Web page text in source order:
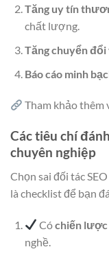
Tăng uy tín
chất lượng.
Tăng chuyển đổi
Báo cáo minh
Tham khảo thêm
Các tiêu chí
chuyên nghiệp
Chọn sai đối tác
là checklist để bạn
Cóchiến lược
nghề.